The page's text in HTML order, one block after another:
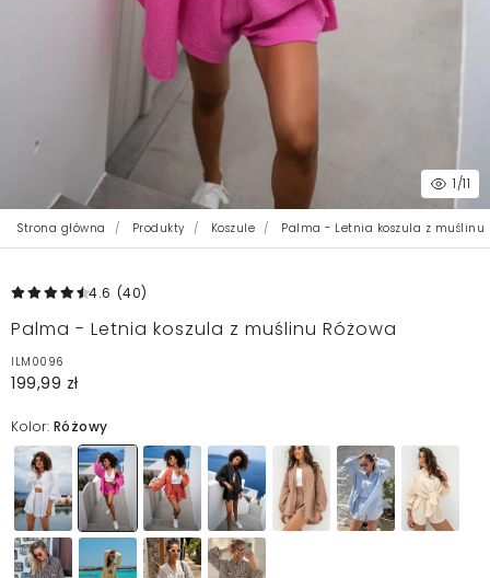
1/11
Strona główna Produkty Koszule Palma - Letnia koszula z muślinu
4.6 (40)
Palma - Letnia koszula z muślinu Różowa
ILM0096
199,99 zł
Kolor: Różowy